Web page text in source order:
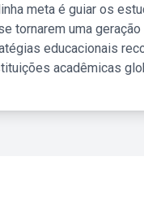
meta é guiar os
tornarem uma
educacionais
acadêmicas